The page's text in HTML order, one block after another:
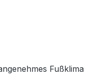
Fußklima